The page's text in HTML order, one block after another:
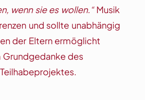
wenn sie es wollen.“Musik
und sollte unabhängig
der Eltern ermöglicht
des